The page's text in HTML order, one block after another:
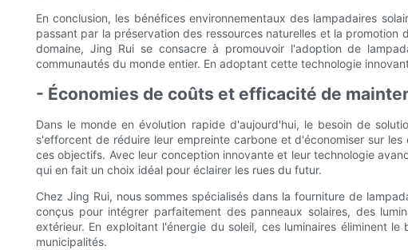
En conclusion, les bénéfices environnementaux des lampadaires
passant par la préservation des ressources naturelles et la
domaine, Jing Rui se consacre à promouvoir l'adoption de
communautés du monde entier. En adoptant cette technologie
- Économies de coûts et efficacité de
Dans le monde en évolution rapide d'aujourd'hui, le besoin de
s'efforcent de réduire leur empreinte carbone et d'économiser sur
ces objectifs. Avec leur conception innovante et leur technologie
qui en fait un choix idéal pour éclairer les rues du futur.
Chez Jing Rui, nous sommes spécialisés dans la fourniture de
conçus pour intégrer parfaitement des panneaux solaires, des
extérieur. En exploitant l'énergie du soleil, ces luminaires éliminent
municipalités.